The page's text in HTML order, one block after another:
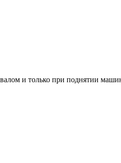
и только при поднятии